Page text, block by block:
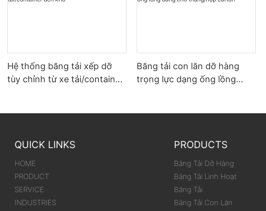
Hệ thống băng tải xếp dỡ
tùy chỉnh từ xe tải/container
Băng tải con lăn dỡ hàng
trọng lực dạng ống lồng
QUICK LINKS
HOME
PRODUCT
SERVICE
INDUSTRIES
PRODUCTS
Băng Tải Dỡ Hàng
Băng Tải Linh Hoạt
Băng Tải
Băng Tải Con Lăn